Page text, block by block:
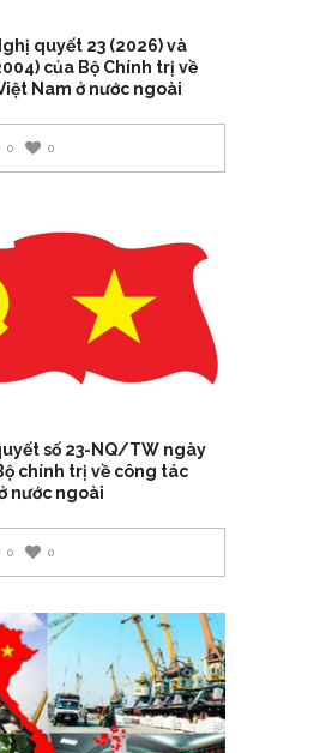
quyết 23 (2026) và
của Bộ Chính trị về
Nam ở nước ngoài
0 0
số 23-NQ/TW ngày
chính trị về công tác
nước ngoài
0 0